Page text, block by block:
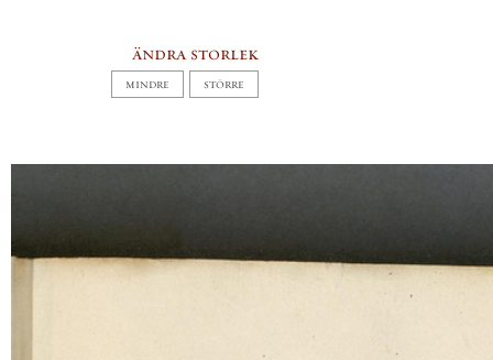
ändra storlek
MINDRE STÖRRE